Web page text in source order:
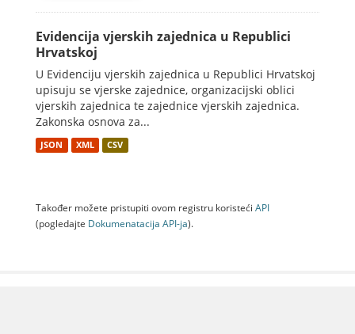
Evidencija vjerskih zajednica u Republici
Hrvatskoj
U Evidenciju vjerskih zajednica u Republici Hrvatskoj
upisuju se vjerske zajednice, organizacijski oblici
vjerskih zajednica te zajednice vjerskih zajednica.
Zakonska osnova za...
JSON XML CSV
Također možete pristupiti ovom registru koristeći API
(pogledajte Dokumenаtаcijа API-jа).